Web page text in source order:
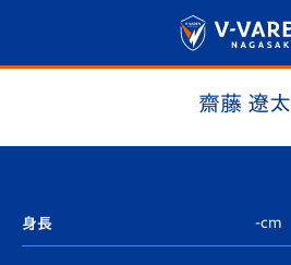
齋藤 遼太
身長 -cm